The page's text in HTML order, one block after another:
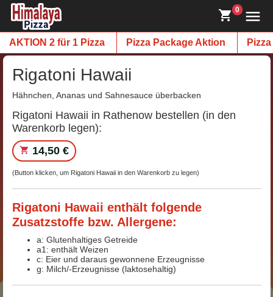
0
AKTION 2 für 1 Pizza Pizza Package Aktion Pizza
Rigatoni Hawaii
Hähnchen, Ananas und Sahnesauce überbacken
Rigatoni Hawaii in Rathenow bestellen (in den
Warenkorb legen):
14,50 €
(Button klicken, um Rigatoni Hawaii in den Warenkorb zu legen)
Rigatoni Hawaii enthält folgende
Zusatzstoffe bzw. Allergene:
a: Glutenhaltiges Getreide
a1: enthält Weizen
c: Eier und daraus gewonnene Erzeugnisse
g: Milch/-Erzeugnisse (laktosehaltig)